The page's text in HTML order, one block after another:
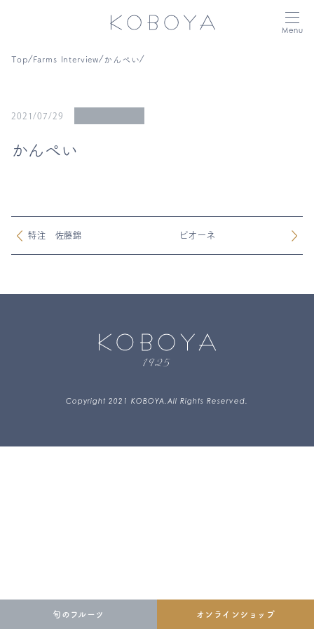
Menu
オンライン ショップ
旬の フルーツ
Top⁄Farms Interview⁄ かんぺい⁄
2021/07/29
かんぺい
特注 佐藤錦 ピオーネ
Copyright 2021 KOBOYA.All Rights Reserved.